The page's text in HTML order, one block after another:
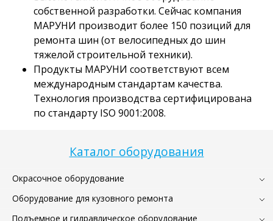
Каталог оборудования
Окрасочное оборудование
Оборудование для кузовного ремонта
Подъемное и гидравлическое оборудование
собственной разработки. Сейчас компания
МАРУНИ производит более 150 позиций для
ремонта шин (от велосипедных до шин
тяжелой строительной техники).
Продукты МАРУНИ соответствуют всем
международным стандартам качества.
Технология производства сертифицирована
по стандарту ISO 9001:2008.